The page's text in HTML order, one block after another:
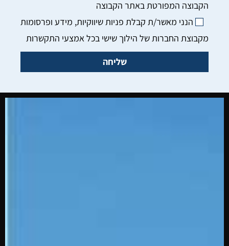
הנני מאשר/ת קבלת פניות שיווקיות, מידע ופרסומות
מקבוצת החברות של הילוך שישי בכל אמצעי התקשרות
שליחה